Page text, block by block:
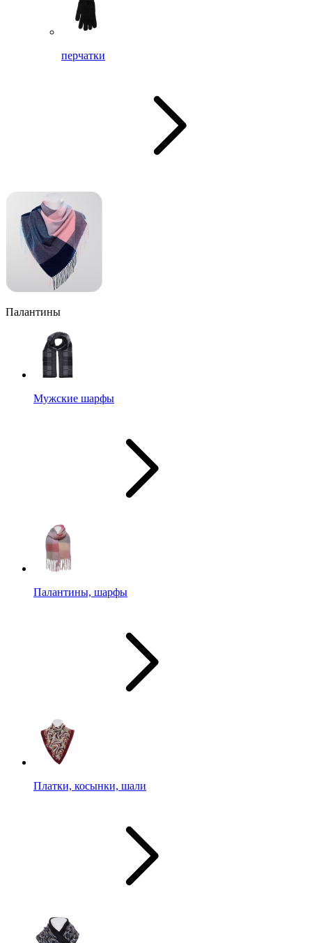
перчатки
Палантины
Мужские шарфы
Палантины, шарфы
Платки, косынки, шали